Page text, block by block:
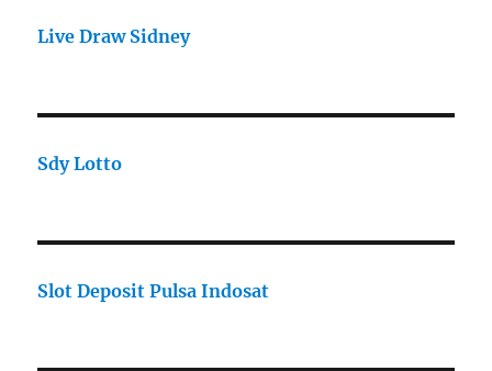
Live Draw Sidney
Sdy Lotto
Slot Deposit Pulsa Indosat